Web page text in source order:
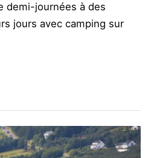
demi-journées à des
jours avec camping sur